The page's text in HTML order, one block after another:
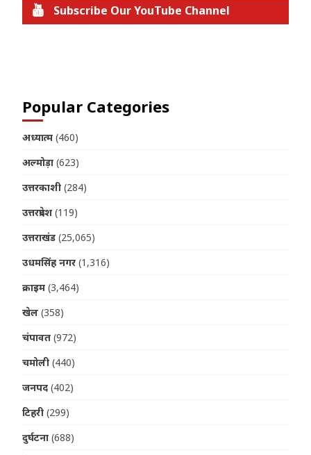
Subscribe Our YouTube Channel
Popular Categories
अध्यात्म (460)
अल्मोड़ा (623)
उत्तरकाशी (284)
उत्तरप्रदेश (119)
उत्तराखंड (25,065)
उधमसिंह नगर (1,316)
क्राइम (3,464)
खेल (358)
चंपावत (972)
चमोली (440)
जनपद (402)
टिहरी (299)
दुर्घटना (688)